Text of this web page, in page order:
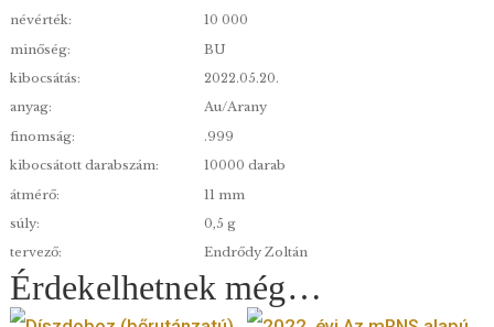
2022. évi II. András Aranybullája
emlékérme
A történelem rajongóinak tökéletes ajándék!
névérték:
10 000
anyag:
Au/Arany
finomság:
.999